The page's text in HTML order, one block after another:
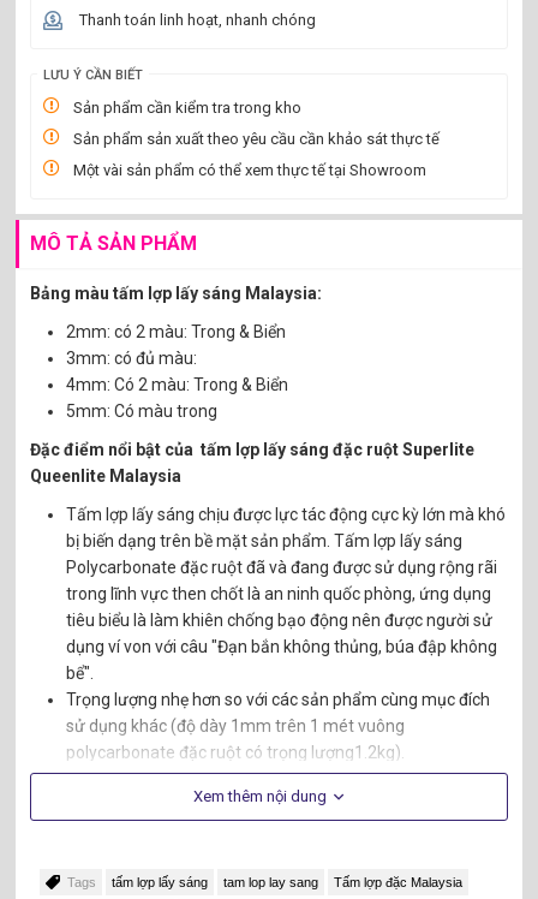
Thanh toán linh hoạt, nhanh chóng
LƯU Ý CẦN BIẾT
Sản phẩm cần kiểm tra trong kho
Sản phẩm sản xuất theo yêu cầu cần khảo sát thực tế
Một vài sản phẩm có thể xem thực tế tại Showroom
MÔ TẢ SẢN PHẨM
Bảng màu tấm lợp lấy sáng Malaysia:
2mm: có 2 màu: Trong & Biển
3mm: có đủ màu:
4mm: Có 2 màu: Trong & Biển
5mm: Có màu trong
Đặc điểm nổi bật của tấm lợp lấy sáng đặc ruột Superlite
Queenlite Malaysia
Tấm lợp lấy sáng chịu được lực tác động cực kỳ lớn mà khó
bị biến dạng trên bề mặt sản phẩm. Tấm lợp lấy sáng
Polycarbonate đặc ruột đã và đang được sử dụng rộng rãi
trong lĩnh vực then chốt là an ninh quốc phòng, ứng dụng
tiêu biểu là làm khiên chống bạo động nên được người sử
dụng ví von với câu "Đạn bắn không thủng, búa đập không
bể".
Trọng lượng nhẹ hơn so với các sản phẩm cùng mục đích
sử dụng khác (độ dày 1mm trên 1 mét vuông
polycarbonate đặc ruột có trọng lượng1.2kg).
Giúp tiết kiệm kinh phí trong xây dựng các công trình đồ sộ
Trọng lượng nhẹ nên khả năng vận chuyển - bê vác - thi
Nguyên liệu sản xuất thân thiện môi trường và lớp chống
Xem thêm nội dung
Tags tấm lợp lấy sáng tam lop lay sang Tấm lợp đặc Malaysia